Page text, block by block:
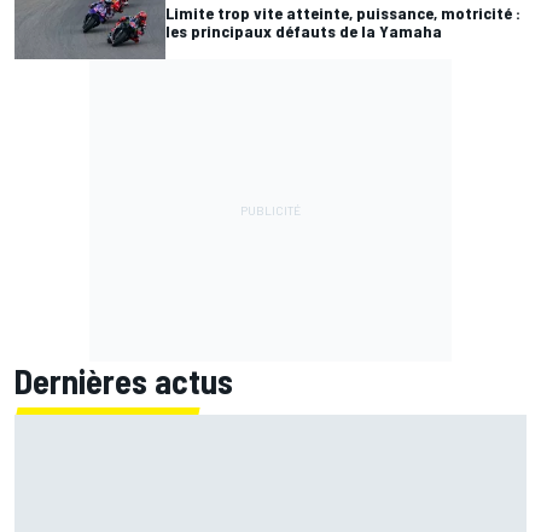
Limite trop vite atteinte, puissance, motricité :
les principaux défauts de la Yamaha
Dernières actus